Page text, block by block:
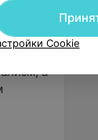
а
Cookie